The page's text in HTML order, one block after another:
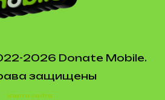
2026 Donate Mobile.
защищены
Карта сайта